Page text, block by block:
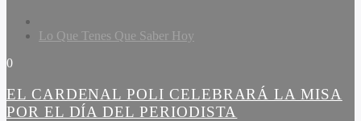
Lo Que Tenes Que Saber Hoy
0
EL CARDENAL POLI CELEBRARÁ LA MISA
POR EL DÍA DEL PERIODISTA